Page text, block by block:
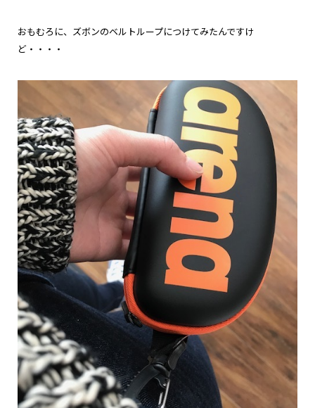
おもむろに、ズボンのベルトループにつけてみたんですけ
ど・・・・